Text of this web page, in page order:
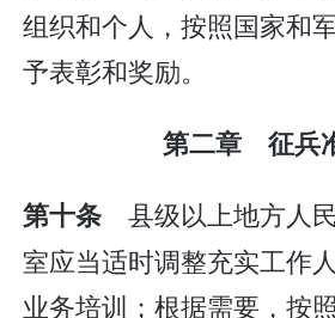
组织和个人，按照国家和
予表彰和奖励。
第二章 征兵
第十条 县级以上地方人
室应当适时调整充实工作
业务培训；根据需要，按